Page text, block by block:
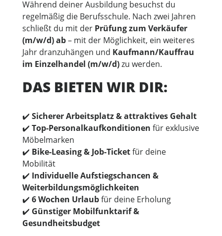
Während deiner Ausbildung besuchst du
regelmäßig die Berufsschule. Nach zwei Jahren
schließt du mit der Prüfung zum Verkäufer
(m/w/d) ab– mit der Möglichkeit, ein weiteres
Jahr dranzuhängen und Kaufmann/Kauffrau
im Einzelhandel (m/w/d)zu werden.
DAS BIETEN WIR DIR:
✔️ Sicherer Arbeitsplatz & attraktives Gehalt
✔️ Top-Personalkaufkonditionen für exklusive
Möbelmarken
✔️ Bike-Leasing & Job-Ticketfür deine
Mobilität
✔️ Individuelle Aufstiegschancen &
Weiterbildungsmöglichkeiten
✔️ 6 Wochen Urlaubfür deine Erholung
✔️ Günstiger Mobilfunktarif &
Gesundheitsbudget